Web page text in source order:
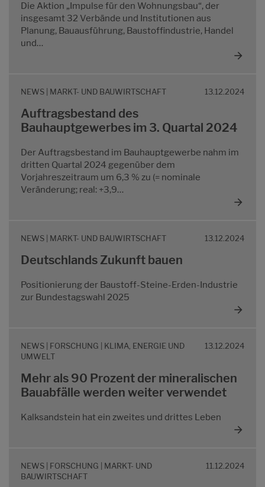
Die Aktion „Impulse für den Wohnungsbau“, der
insgesamt 32 Verbände und Institutionen aus
Planung, Bauausführung, Baustoffindustrie, Handel
und…
NEWS | MARKT- UND BAUWIRTSCHAFT 13.12.2024
Auftragsbestand des
Bauhauptgewerbes im 3. Quartal 2024
Der Auftragsbestand im Bauhauptgewerbe nahm im
dritten Quartal 2024 gegenüber dem
Vorjahreszeitraum um 6,3 % zu (= nominale
Veränderung; real: +3,9…
NEWS | MARKT- UND BAUWIRTSCHAFT 13.12.2024
Deutschlands Zukunft bauen
Positionierung der Baustoff-Steine-Erden-Industrie
zur Bundestagswahl 2025
NEWS | FORSCHUNG | KLIMA, ENERGIE UND
UMWELT
13.12.2024
Mehr als 90 Prozent der mineralischen
Bauabfälle werden weiter verwendet
Kalksandstein hat ein zweites und drittes Leben
NEWS | FORSCHUNG | MARKT- UND
BAUWIRTSCHAFT
11.12.2024